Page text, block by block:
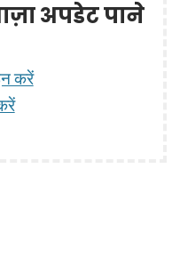
अपडेट पाने
करें